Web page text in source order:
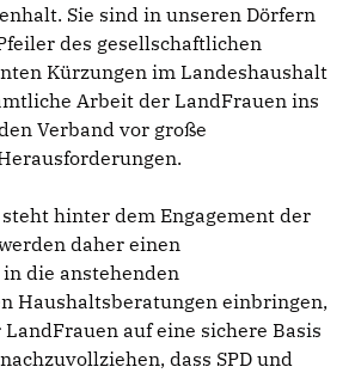
Sie sind in unseren Dörfern
des gesellschaftlichen
Kürzungen im Landeshaushalt
Arbeit der LandFrauen ins
Verband vor große
hinter dem Engagement der
daher einen
die anstehenden
Haushaltsberatungen einbringen,
auf eine sichere Basis
dass SPD und